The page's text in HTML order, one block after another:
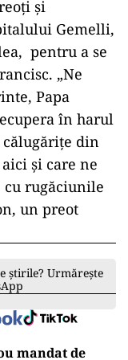
și
Gemelli,
pentru a se
„Ne
Papa
în harul
din
și care ne
rugăciunile
un preot
știrile? Urmărește
mandat de